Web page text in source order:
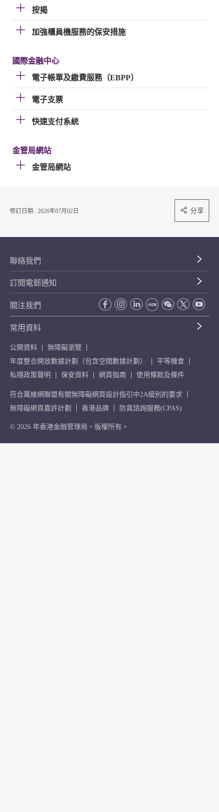
按揭
加強櫃員機服務的保安措施
國際金融中心
電子帳單及繳費服務（EBPP）
電子支票
快速支付系統
金管局網站
金管局網站
修訂日期 : 2026年07月02日 分享
聯絡我們
訂閱電郵通知
關注我們
常用資料
公開資料
無障礙瀏覽
年度整合開放數據計劃（包含空間數據計劃）
平等機會
私隱政策聲明
保安資料 網頁指南 使用條款及條件
符合萬維網聯盟有關無障礙網頁設計指引中2A級別的要求
無障礙網頁嘉許計劃
香港品牌 防貪諮詢服務(CPAS)
© 2026 年香港金融管理局。版權所有。